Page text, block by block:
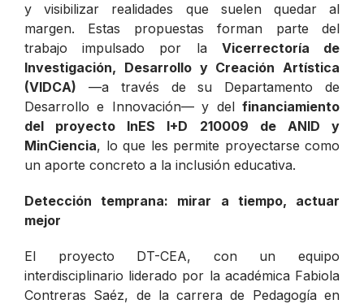
y visibilizar realidades que suelen quedar al
margen. Estas propuestas forman parte del
trabajo impulsado por la Vicerrectoría de
Investigación, Desarrollo y Creación Artística
(VIDCA) —a través de su Departamento de
Desarrollo e Innovación— y del financiamiento
del proyecto InES I+D 210009 de ANID y
MinCiencia, lo que les permite proyectarse como
un aporte concreto a la inclusión educativa.
Detección temprana: mirar a tiempo, actuar
mejor
El proyecto DT-CEA, con un equipo
interdisciplinario liderado por la académica Fabiola
Contreras Saéz, de la carrera de Pedagogía en